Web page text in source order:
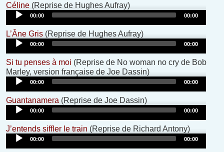
Céline (Reprise de Hughes Aufray)Audio
Player
00:00 00:00
L’Âne Gris (Reprise de Hughes Aufray)Audio
Player
00:00 00:00
Si tu penses à moi (Reprise de No woman no cry de Bob
Marley, version française de Joe Dassin)Audio
Player
00:00 00:00
Guantanamera (Reprise de Joe Dassin)Audio
Player
00:00 00:00
J’entends siffler le train (Reprise de Richard Antony)Audio
Player
00:00 00:00